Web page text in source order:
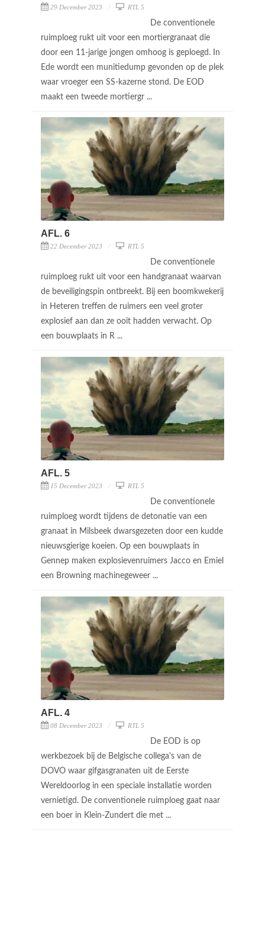
29 December 2023 RTL 5
De conventionele
ruimploeg rukt uit voor een mortiergranaat die
door een 11-jarige jongen omhoog is geploegd. In
Ede wordt een munitiedump gevonden op de plek
waar vroeger een SS-kazerne stond. De EOD
maakt een tweede mortiergr ...
AFL. 6
22 December 2023 RTL 5
De conventionele
ruimploeg rukt uit voor een handgranaat waarvan
de beveiligingspin ontbreekt. Bij een boomkwekerij
in Heteren treffen de ruimers een veel groter
explosief aan dan ze ooit hadden verwacht. Op
een bouwplaats in R ...
AFL. 5
15 December 2023 RTL 5
De conventionele
ruimploeg wordt tijdens de detonatie van een
granaat in Milsbeek dwarsgezeten door een kudde
nieuwsgierige koeien. Op een bouwplaats in
Gennep maken explosievenruimers Jacco en Emiel
een Browning machinegeweer ...
AFL. 4
08 December 2023 RTL 5
De EOD is op
werkbezoek bij de Belgische collega's van de
DOVO waar gifgasgranaten uit de Eerste
Wereldoorlog in een speciale installatie worden
vernietigd. De conventionele ruimploeg gaat naar
een boer in Klein-Zundert die met ...